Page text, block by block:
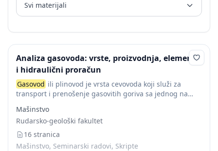
Svi materijali
Analiza gasovoda: vrste, proizvodnja, elementi
i hidraulični proračun
Gasovod ili plinovod je vrsta cevovoda koji služi za
transport i prenošenje gasovitih goriva sa jednog na
Danas je mreža gasovoda veoma...
Mašinstvo
Rudarsko-geološki fakultet
16 stranica
Mašinstvo, Seminarski radovi, Skripte